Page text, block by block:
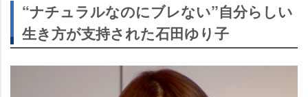
“ナチュラルなのにブレない”自分らしい
生き方が支持された石田ゆり子